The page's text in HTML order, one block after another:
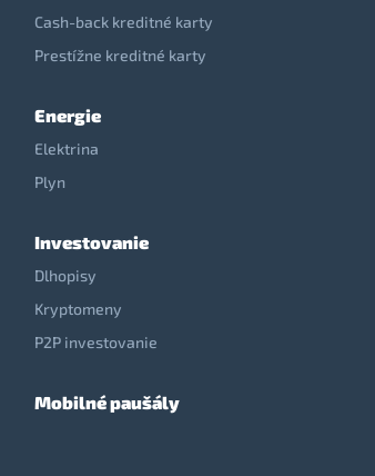
Cash-back kreditné karty
Prestížne kreditné karty
Energie
Elektrina
Plyn
Investovanie
Dlhopisy
Kryptomeny
P2P investovanie
Mobilné paušály